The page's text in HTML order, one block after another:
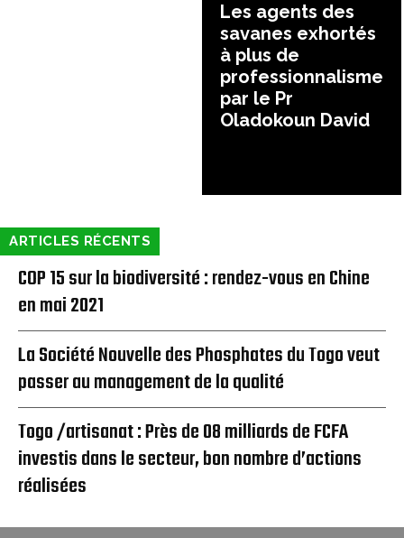
Les agents des
savanes exhortés
à plus de
professionnalisme
par le Pr
Oladokoun David
ARTICLES RÉCENTS
COP 15 sur la biodiversité : rendez-vous en Chine
en mai 2021
La Société Nouvelle des Phosphates du Togo veut
passer au management de la qualité
Togo /artisanat : Près de 08 milliards de FCFA
investis dans le secteur, bon nombre d’actions
réalisées